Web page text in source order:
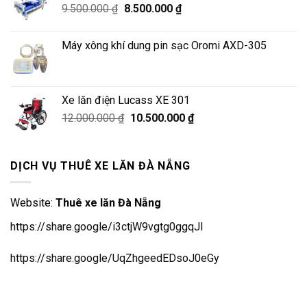
9.500.000₫ Giá
9.500.000 ₫.
8.500.000 ₫Giá
là:
Máy xông khí dung pin sạc Oromi AXD-305
Xe lăn điện Lucass XE 301
12.000.000₫ Giá
12.000.000 ₫.
10.500.000 ₫Giá
DỊCH VỤ THUÊ XE LĂN ĐÀ NẴNG
Website: Thuê xe lăn Đà Nẵng
https://share.google/i3ctjW9vgtg0ggqJl
https://share.google/UqZhgeedEDsoJ0eGy